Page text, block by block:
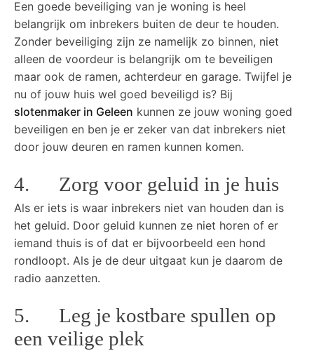
Een goede beveiliging van je woning is heel
belangrijk om inbrekers buiten de deur te houden.
Zonder beveiliging zijn ze namelijk zo binnen, niet
alleen de voordeur is belangrijk om te beveiligen
maar ook de ramen, achterdeur en garage. Twijfel je
nu of jouw huis wel goed beveiligd is? Bij
slotenmaker in Geleen kunnen ze jouw woning goed
beveiligen en ben je er zeker van dat inbrekers niet
door jouw deuren en ramen kunnen komen.
4. Zorg voor geluid in je huis
Als er iets is waar inbrekers niet van houden dan is
het geluid. Door geluid kunnen ze niet horen of er
iemand thuis is of dat er bijvoorbeeld een hond
rondloopt. Als je de deur uitgaat kun je daarom de
radio aanzetten.
5. Leg je kostbare spullen op
een veilige plek